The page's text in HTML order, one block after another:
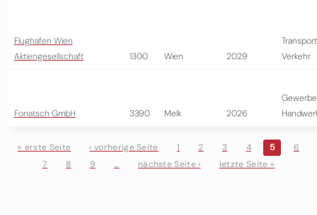
Flughafen Wien
Aktiengesellschaft
1300 Wien 2029
Verkehr
Fonatsch GmbH 3390 Melk 2026
Seiten
« erste Seite ‹ vorherige Seite 1 2 3 4 5
6
7
8 9 … nächste Seite › letzte Seite »